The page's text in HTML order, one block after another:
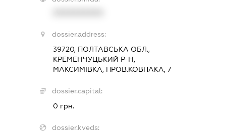
dossier.address:
39720, ПОЛТАВСЬКА ОБЛ.,
КРЕМЕНЧУЦЬКИЙ Р-Н,
МАКСИМІВКА, ПРОВ.КОВПАКА, 7
dossier.capital:
0 грн.
dossier.kveds: